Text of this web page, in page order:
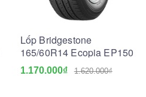
Lốp Bridgestone
165/60R14 Ecopia EP150
1.170.000₫ 1.620.000₫